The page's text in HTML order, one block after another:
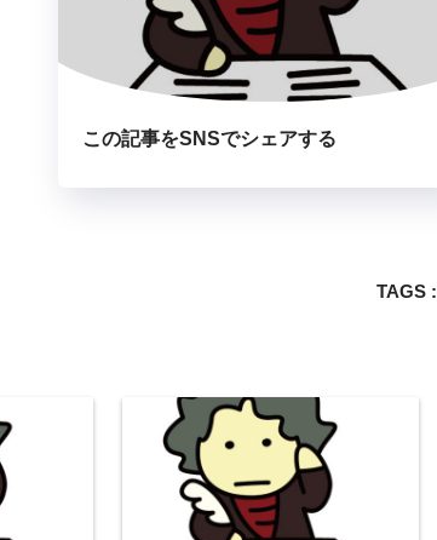
この記事をSNSでシェアする
TAGS :